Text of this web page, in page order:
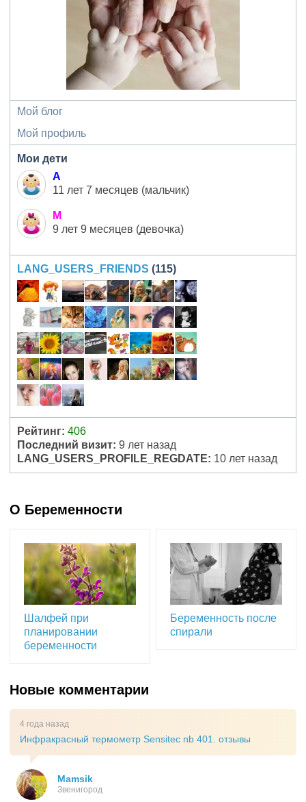
Мой блог
Мой профиль
Мои дети
А
11 лет 7 месяцев (мальчик)
М
9 лет 9 месяцев (девочка)
LANG_USERS_FRIENDS (115)
Рейтинг: 406
Последний визит: 9 лет назад
LANG_USERS_PROFILE_REGDATE: 10 лет назад
О Беременности
Шалфей при
планировании
беременности
Беременность после
спирали
Новые комментарии
4 года назад
Инфракрасный термометр Sensitec nb 401. отзывы
Mamsik
Звенигород